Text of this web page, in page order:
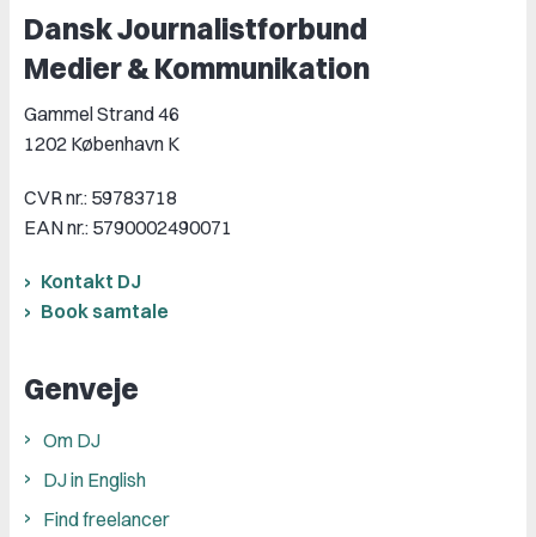
Dansk Journalistforbund
Medier & Kommunikation
Gammel Strand 46
1202 København K
CVR nr.: 59783718
EAN nr.: 5790002490071
Kontakt DJ
Book samtale
Genveje
Om DJ
DJ in English
Find freelancer